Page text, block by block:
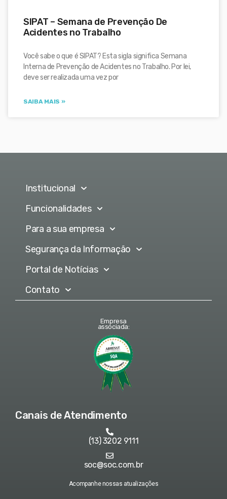
SIPAT – Semana de Prevenção De
Acidentes no Trabalho
Você sabe o que é SIPAT? Esta sigla significa Semana
Interna de Prevenção de Acidentes no Trabalho. Por lei,
deve ser realizada uma vez por
SAIBA MAIS »
Institucional
Funcionalidades
Para a sua empresa
Segurança da Informação
Portal de Notícias
Contato
Empresa
associada:
Canais de Atendimento
(13) 3202 9111
soc@soc.com.br
Acompanhe nossas atualizações